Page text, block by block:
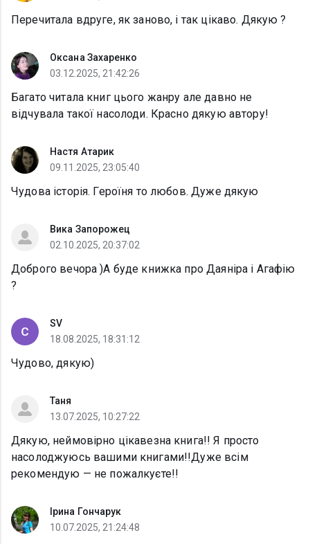
Перечитала вдруге, як заново, і так цікаво. Дякую ?
Оксана Захаренко
03.12.2025, 21:42:26
Багато читала книг цього жанру але давно не
відчувала такої насолоди. Красно дякую автору!
Настя Атарик
09.11.2025, 23:05:40
Чудова історія. Героїня то любов. Дуже дякую
Вика Запорожец
02.10.2025, 20:37:02
Доброго вечора )А буде книжка про Даяніра і Агафію
?
SV
18.08.2025, 18:31:12
Чудово, дякую)
Таня
13.07.2025, 10:27:22
Дякую, неймовірно цікавезна книга!! Я просто
насолоджуюсь вашими книгами!!Дуже всім
рекомендую — не пожалкуєте!!
Ірина Гончарук
10.07.2025, 21:24:48